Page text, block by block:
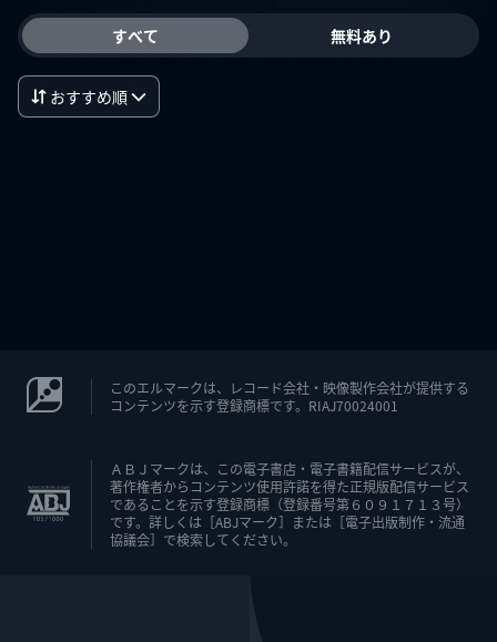
すべて 無料あり
おすすめ順
このエルマークは、レコード会社・映像製作会社が提供する
コンテンツを示す登録商標です。RIAJ70024001
ＡＢＪマークは、この電子書店・電子書籍配信サービスが、
著作権者からコンテンツ使用許諾を得た正規版配信サービス
であることを示す登録商標（登録番号第６０９１７１３号）
です。詳しくは［ABJマーク］または［電子出版制作・流通
協議会］で検索してください。